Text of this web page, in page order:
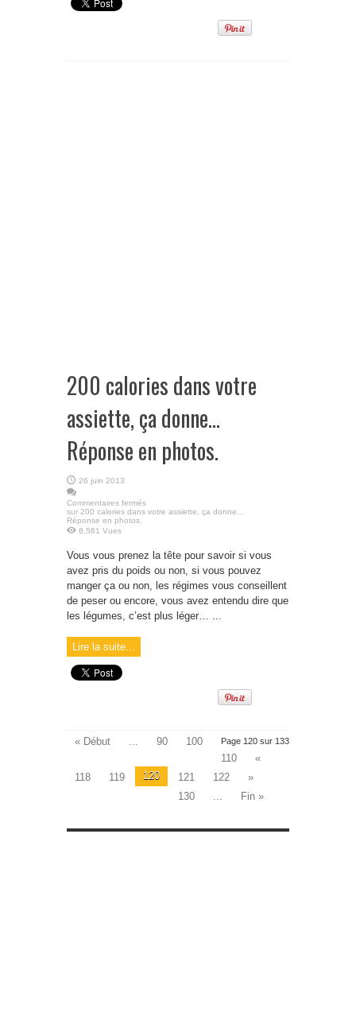
200 calories dans votre
assiette, ça donne…
Réponse en photos.
26 juin 2013
Commentaires fermés
sur 200 calories dans votre assiette, ça donne…
Réponse en photos.
6,581 Vues
Vous vous prenez la tête pour savoir si vous
avez pris du poids ou non, si vous pouvez
manger ça ou non, les régimes vous conseillent
de peser ou encore, vous avez entendu dire que
les légumes, c’est plus léger… ...
Lire la suite...
Page 120 sur 133
« Début ... 90
100
110
«
118
119 120 121 122
»
130
... Fin »